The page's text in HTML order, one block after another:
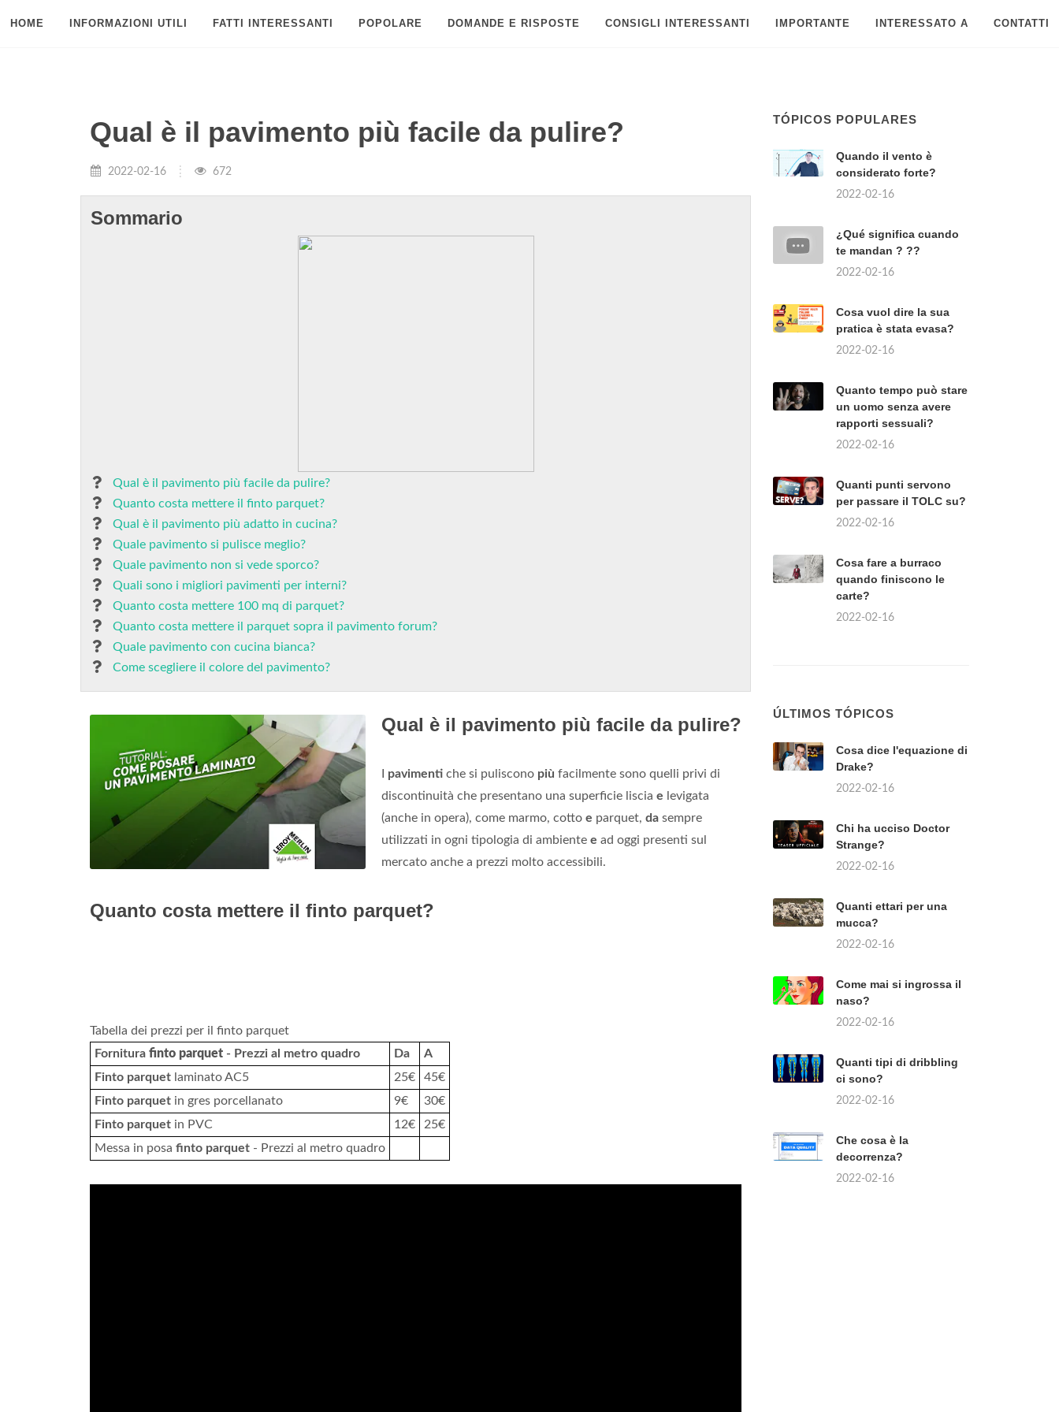
HOME INFORMAZIONI UTILI FATTI INTERESSANTI POPOLARE DOMANDE E RISPOSTE CONSIGLI INTERESSANTI IMPORTANTE INTERESSATO A CONTATTI
Qual è il pavimento più facile da pulire?
2022-02-16 672
Sommario
Qual è il pavimento più facile da pulire?
Quanto costa mettere il finto parquet?
Qual è il pavimento più adatto in cucina?
Quale pavimento si pulisce meglio?
Quale pavimento non si vede sporco?
Quali sono i migliori pavimenti per interni?
Quanto costa mettere 100 mq di parquet?
Quanto costa mettere il parquet sopra il pavimento forum?
Quale pavimento con cucina bianca?
Come scegliere il colore del pavimento?
Qual è il pavimento più facile da pulire?
pavimenti che si puliscono più facilmente sono quelli privi di
discontinuità che presentano una superficie liscia e levigata
(anche in opera), come marmo, cotto e parquet, da sempre
utilizzati in ogni tipologia di ambiente e ad oggi presenti sul
mercato anche a prezzi molto accessibili.
Quanto costa mettere il finto parquet?
Tabella dei prezzi per il finto parquet
Fornitura finto parquet - Prezzi al metro quadro Da
A
Finto parquet laminato AC5 25€
45€
Finto parquet in gres porcellanato 9€
30€
Finto parquet in PVC 12€
25€
Messa in posa finto parquet - Prezzi al metro quadro
TÓPICOS POPULARES
Quando il vento è
considerato forte?
2022-02-16
¿Qué significa cuando
te mandan ? ??
2022-02-16
Cosa vuol dire la sua
pratica è stata evasa?
2022-02-16
Quanto tempo può stare
un uomo senza avere
rapporti sessuali?
2022-02-16
Quanti punti servono
per passare il TOLC su?
2022-02-16
Cosa fare a burraco
quando finiscono le
carte?
2022-02-16
ÚLTIMOS TÓPICOS
Cosa dice l'equazione di
Drake?
2022-02-16
Chi ha ucciso Doctor
Strange?
2022-02-16
Quanti ettari per una
mucca?
2022-02-16
Come mai si ingrossa il
naso?
2022-02-16
Quanti tipi di dribbling
ci sono?
2022-02-16
Che cosa è la
decorrenza?
2022-02-16